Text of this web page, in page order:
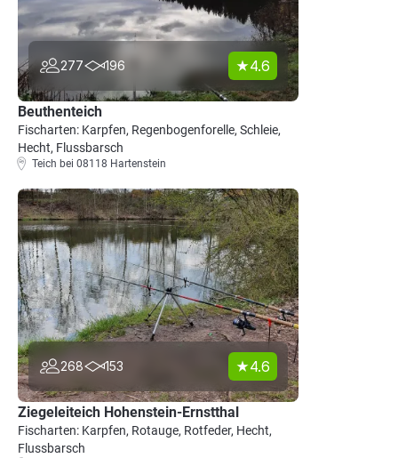
277 196 4.6
Beuthenteich
Fischarten: Karpfen, Regenbogenforelle, Schleie,
Hecht, Flussbarsch
Teich bei 08118 Hartenstein
268 153 4.6
Ziegeleiteich Hohenstein-Ernstthal
Fischarten: Karpfen, Rotauge, Rotfeder, Hecht,
Flussbarsch